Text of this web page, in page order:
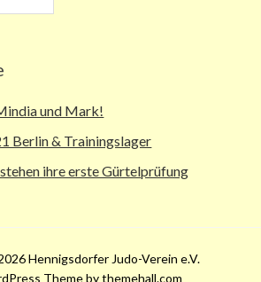
und Mark!
Berlin & Trainingslager
ihre erste Gürtelprüfung
Hennigsdorfer Judo-Verein e.V.
Theme by themehall.com